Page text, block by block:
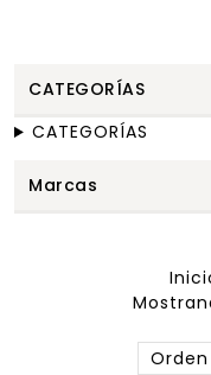
CATEGORÍAS
CATEGORÍAS
Marcas